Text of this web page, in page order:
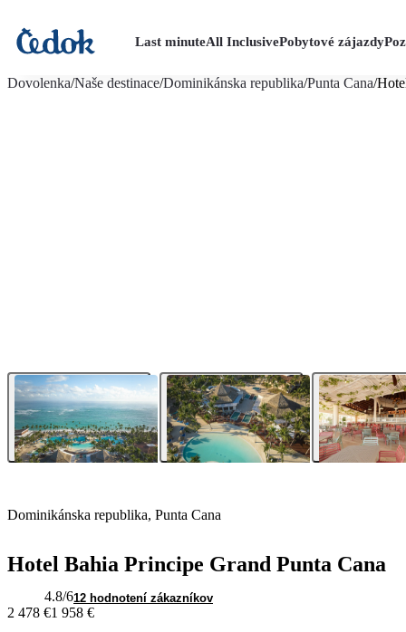
Last minuteAll InclusivePobytové zájazdy
Dovolenka/Naše destinace/Dominikánska republika/Punta Cana/
Dominikánska republika, Punta Cana
Hotel Bahia Principe Grand Punta Cana
4.8/612 hodnotení zákazníkov
2 478 €1 958 €